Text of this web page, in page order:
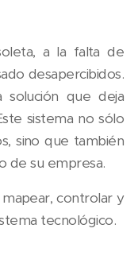
a la falta de
desapercibidos.
solución que deja
sistema no sólo
sino que también
de su empresa.
controlar y
tecnológico.